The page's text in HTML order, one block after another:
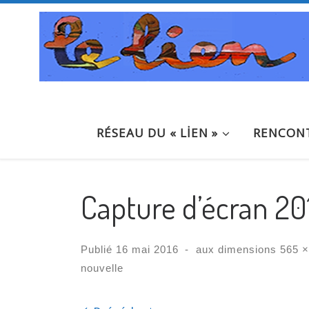
Passer au contenu
RÉSEAU DU « LİEN »
Capture d’écran
Publié 16 mai 2016 - aux dimensions 565
nouvelle